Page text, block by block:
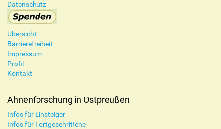
Datenschutz
Übersicht
Barrierefreiheit
Impressum
Profil
Kontakt
Ahnenforschung in Ostpreußen
Infos für Einsteiger
Infos für Fortgeschrittene